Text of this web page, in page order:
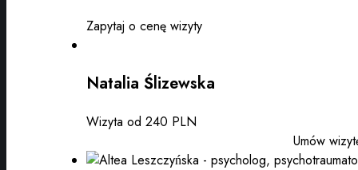
Zapytaj o cenę wizyty
Natalia Ślizewska
Wizyta od 240 PLN
Umów